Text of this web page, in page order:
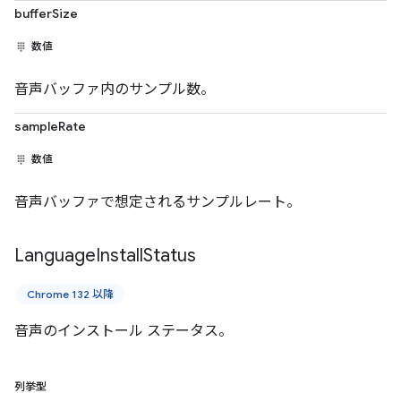
bufferSize
数値
音声バッファ内のサンプル数。
sampleRate
数値
音声バッファで想定されるサンプルレート。
LanguageInstallStatus
Chrome 132 以降
音声のインストール ステータス。
列挙型